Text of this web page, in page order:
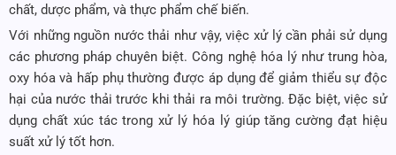
chất, dược phẩm, và thực phẩm chế biến.
Với những nguồn nước thải như vậy, việc xử lý cần phải sử dụng
các phương pháp chuyên biệt. Công nghệ hóa lý như trung hòa,
oxy hóa và hấp phụ thường được áp dụng để giảm thiểu sự độc
hại của nước thải trước khi thải ra môi trường. Đặc biệt, việc sử
dụng chất xúc tác trong xử lý hóa lý giúp tăng cường đạt hiệu
suất xử lý tốt hơn.